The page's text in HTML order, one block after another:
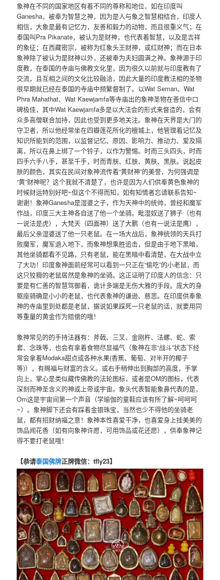
象神在不同的国家地区有着不同的尊称和地位，如在印度叫
Ganesha，被奉为智慧之神，因为是人与象之智慧相结合，印度人
相信，大象是最有记忆力，友善和毅力的动物，而且很重义气；在
泰国叫Pra Pikanate，被认为是财神，也代表着智慧，以及是吉祥
的象征；在西藏密宗，被称为红象头王财神，或红财神；而在日本
象神除了被认为是财神以外，还被奉为夫妇圆满之神。象神源于印
度教，在泰国的寺庙与佛教文化里，因为很久以前就与印度教有了
交流，且互相之间的文化比较融洽，因此大量的印度教法相的圣物
很早期就已经在泰国的寺庙中频繁督制了。以Wat Seman、Wat
Phra Mahathat、Wat Kaewjamfa等寺庙出的象神圣物在善信中口
碑极佳，其中Wat Kaewjamfa多是以大法会的形式来督造的，会有
众多高僧联合加持，因此也受到更多地关注。象神在天界是大门的
守卫者，所以他经常坐在四瓣莲花所化的檀城上，他管理着记忆及
知识所能到的范围，以监督记忆、原因、影响力、推动力、爱及隔
离，所以在鼻上绑了一个铃子，以作为警惕。时而三头四头，时而
四手六手八手，甚至千手，时而青肤、红肤、黄肤、黑肤。说起皮
肤的颜色，其实在民间对象神流传着“黄财神”的美誉，为何强调是
“黄”财神呢？这个我就不清楚了，也许是因为人们供奉黄色象神的
时候财运特别好吧~但这个不得而知，如有知情者忘请联系告知~
谢谢！象神Ganesha是湿婆之子，作为天神中的统帅，曾经和魔军
作战，印度三大主神各自送了他一个坐骑。毗湿奴送了狮子（也有
一说法是虎），大梵天（四面神）送了大鹏（也有一说法是鹰），
最后父亲湿婆送了他一只老鼠。在一场大战后，象神统领的天兵打
败魔军，魔军退入地下，而象神想乘胜追击，但是由于地下黑暗，
其他坐骑都看不见路，只有老鼠，能在黑暗中看清楚，在大战中立
了大功！印度象神面前经常可以看到一只正在“偷吃”的小老鼠，而
这只狡猾的老鼠居然是象神的坐骑。这正证明了印度人的信念：只
要是有仁善的智慧驾御着，诡计多端是无伤大雅的手段。庞大的身
躯座骑确是小小的老鼠，也代表象神的谦逊、慈悲。在印度供奉象
神的寺庙里到处都是老鼠，据说如果踩死一只老鼠的话，就要用同
等重量的黄金作为赔偿的哦！
象神常见的的手持法器有：斧戟、三叉、金刚杵、法螺、蛇、索
套、念珠等，也会有拿着食物尽显福气（象神在非“战斗”状态下经
常会拿着Modaka甜点或各种水果(香蕉、葡萄、对半开的椰子
等)），有赐福与财富的含义。或右手稍伸出到胸部的高度，手掌
向上，掌心是类似藏传佛教的法轮图标，或者是OM的图标，代表
深刻而神圣含义的神或上帝或宇宙。象头代表智能象鼻代表的是，
Om这是宇宙间第一个声音（学瑜伽的童鞋应该有所了解~呵呵呵
~）。象神脚下还会有踩着金银珠宝，当然也少不得他的坐骑老
鼠，都有招财纳福之意！象神本性喜爱干净，也喜爱身上挂美美的
饰品闻花香（如有向象神许愿，可用饰品或花还愿），供奉象神记
得不要打老鼠哦！
【恭请泰国佛牌正牌微信：tfly23】